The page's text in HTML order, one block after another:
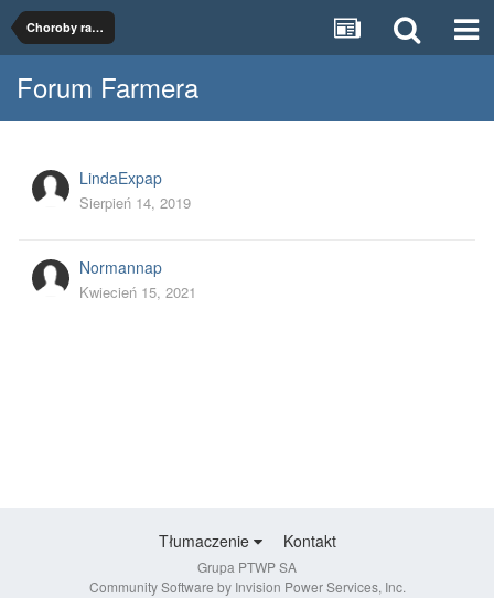
Choroby racic
Forum Farmera
LindaExpap
Sierpień 14, 2019
Normannap
Kwiecień 15, 2021
Tłumaczenie Kontakt
Grupa PTWP SA
Community Software by Invision Power Services, Inc.